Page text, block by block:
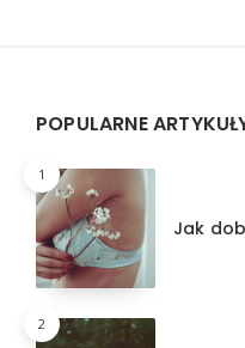
POPULARNE
1
Jak
2